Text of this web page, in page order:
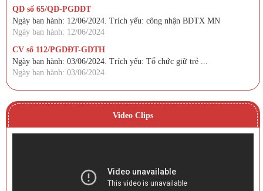
QĐ số 65/QĐ-PGDĐT
Ngày ban hành: 12/06/2024. Trích yếu: công nhận BDTX MN
Ngày ban hành: 12/06/2024
CV số 112/PGDĐT-GDTH
Ngày ban hành: 03/06/2024. Trích yếu: Tổ chức giữ trẻ ...
Ngày ban hành: 03/06/2024
Video Clips